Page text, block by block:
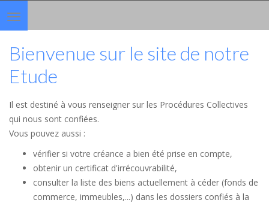
Toggle
navigation
Bienvenue sur le site de notre
Etude
Il est destiné à vous renseigner sur les Procédures Collectives
qui nous sont confiées.
Vous pouvez aussi :
vérifier si votre créance a bien été prise en compte,
obtenir un certificat d'irrécouvrabilité,
consulter la liste des biens actuellement à céder (fonds de
commerce, immeubles,...) dans les dossiers confiés à la